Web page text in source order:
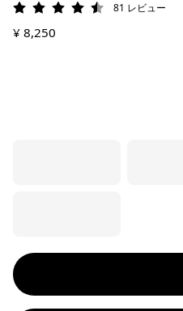
評価: 4.5 / 5
81 レビュー
¥ 8,250